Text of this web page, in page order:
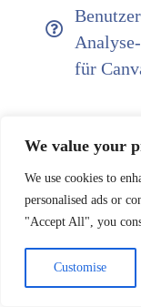
We value your
We use cookies to
personalised ads or
"Accept All", you
Customise
für
Bestandteile eines
Studierenden. Das
App (LTI), die zur